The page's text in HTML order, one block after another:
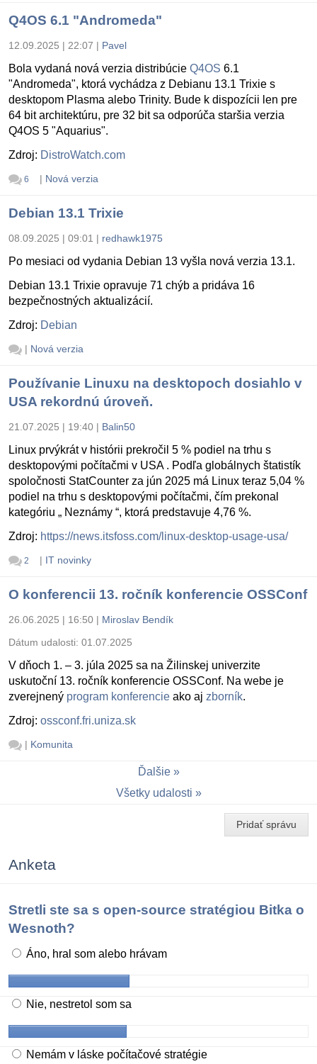
Q4OS 6.1 "Andromeda"
12.09.2025 | 22:07 | Pavel
Bola vydaná nová verzia distribúcie Q4OS 6.1
"Andromeda", ktorá vychádza z Debianu 13.1 Trixie s
desktopom Plasma alebo Trinity. Bude k dispozícii len pre
64 bit architektúru, pre 32 bit sa odporúča staršia verzia
Q4OS 5 "Aquarius".
Zdroj: DistroWatch.com
6 | Nová verzia
Debian 13.1 Trixie
08.09.2025 | 09:01 | redhawk1975
Po mesiaci od vydania Debian 13 vyšla nová verzia 13.1.
Debian 13.1 Trixie opravuje 71 chýb a pridáva 16
bezpečnostných aktualizácií.
Zdroj: Debian
| Nová verzia
Používanie Linuxu na desktopoch dosiahlo v
USA rekordnú úroveň.
21.07.2025 | 19:40 | Balin50
Linux prvýkrát v histórii prekročil 5 % podiel na trhu s
desktopovými počítačmi v USA . Podľa globálnych štatistík
spoločnosti StatCounter za jún 2025 má Linux teraz 5,04 %
podiel na trhu s desktopovými počítačmi, čím prekonal
kategóriu „ Neznámy “, ktorá predstavuje 4,76 %.
Zdroj: https://news.itsfoss.com/linux-desktop-usage-usa/
2 | IT novinky
O konferencii 13. ročník konferencie OSSConf
26.06.2025 | 16:50 | Miroslav Bendík
Dátum udalosti: 01.07.2025
V dňoch 1. – 3. júla 2025 sa na Žilinskej univerzite
uskutoční 13. ročník konferencie OSSConf. Na webe je
zverejnený program konferencie ako aj zborník.
Zdroj: ossconf.fri.uniza.sk
| Komunita
Ďalšie
Všetky udalosti
Pridať správu
Anketa
Stretli ste sa s open-source stratégiou Bitka o
Wesnoth?
Áno, hral som alebo hrávam
Nie, nestretol som sa
Nemám v láske počítačové stratégie